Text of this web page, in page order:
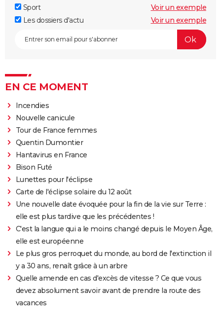
Sport
Voir un exemple
Les dossiers d'actu
Voir un exemple
EN CE MOMENT
Incendies
Nouvelle canicule
Tour de France femmes
Quentin Dumontier
Hantavirus en France
Bison Futé
Lunettes pour l'éclipse
Carte de l'éclipse solaire du 12 août
Une nouvelle date évoquée pour la fin de la vie sur Terre :
elle est plus tardive que les précédentes !
C'est la langue qui a le moins changé depuis le Moyen Âge,
elle est européenne
Le plus gros perroquet du monde, au bord de l'extinction il
y a 30 ans, renaît grâce à un arbre
Quelle amende en cas d'excès de vitesse ? Ce que vous
devez absolument savoir avant de prendre la route des
vacances